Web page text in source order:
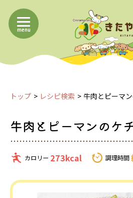
menu
トップ レシピ検索 牛肉とピーマ
牛肉とピーマンのケ
カロリー 273kcal 調理時間